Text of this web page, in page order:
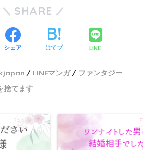
SHARE
シェア はてブ LINE
LINEマンガ
ファンタジー
捨てます